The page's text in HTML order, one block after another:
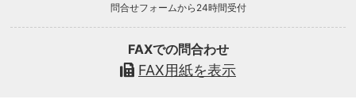
問合せフォームから24時間受付
FAXでの問合わせ
FAX用紙を表示